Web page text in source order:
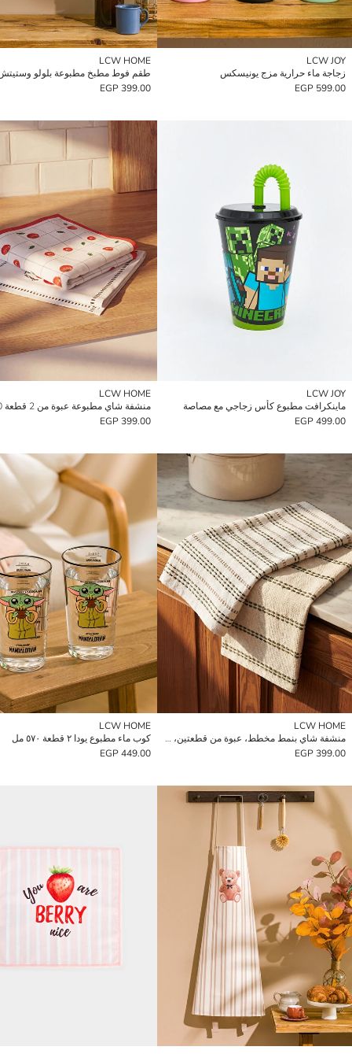
LCW JOY
زجاجة ماء حرارية مزج يونيسكس
599.00 EGP
LCW HOME
399.00 EGP
LCW JOY
ماينكرافت مطبوع كأس زجاجي مع مصاصة
499.00 EGP
LCW HOME
399.00 EGP
LCW HOME
منشفة شاي بنمط مخطط، عبوة من قطعتين، مقاس 40x50 سم
399.00 EGP
LCW HOME
كوب ماء مطبوع يودا ٢ قطعة ٥٧٠ مل
449.00 EGP